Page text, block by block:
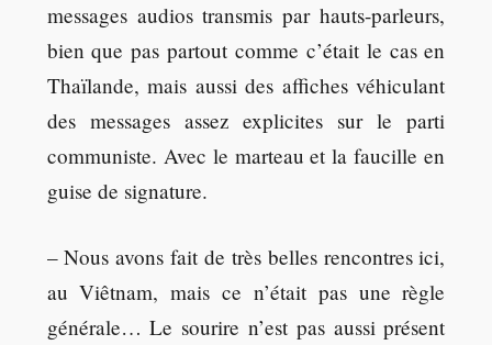
messages audios transmis par hauts-parleurs,
bien que pas partout comme c’était le cas en
Thaïlande, mais aussi des affiches véhiculant
des messages assez explicites sur le parti
communiste. Avec le marteau et la faucille en
guise de signature.
– Nous avons fait de très belles rencontres ici,
au Viêtnam, mais ce n’était pas une règle
générale… Le sourire n’est pas aussi présent